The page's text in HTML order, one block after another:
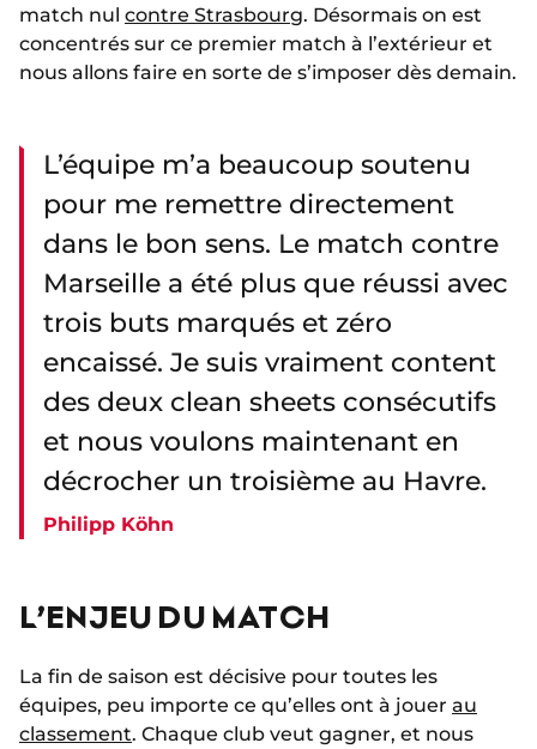
match nul contre Strasbourg. Désormais on est
concentrés sur ce premier match à l’extérieur et
nous allons faire en sorte de s’imposer dès demain.
L’équipe m’a beaucoup soutenu
pour me remettre directement
dans le bon sens. Le match contre
Marseille a été plus que réussi avec
trois buts marqués et zéro
encaissé. Je suis vraiment content
des deux clean sheets consécutifs
et nous voulons maintenant en
décrocher un troisième au Havre.
Philipp Köhn
L’ENJEU DU MATCH
La fin de saison est décisive pour toutes les
équipes, peu importe ce qu’elles ont à jouer au
classement. Chaque club veut gagner, et nous